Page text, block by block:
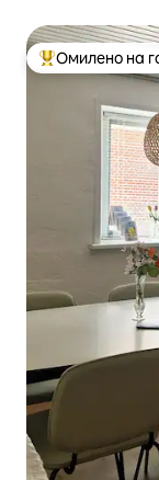
Меѓу
Омилено на